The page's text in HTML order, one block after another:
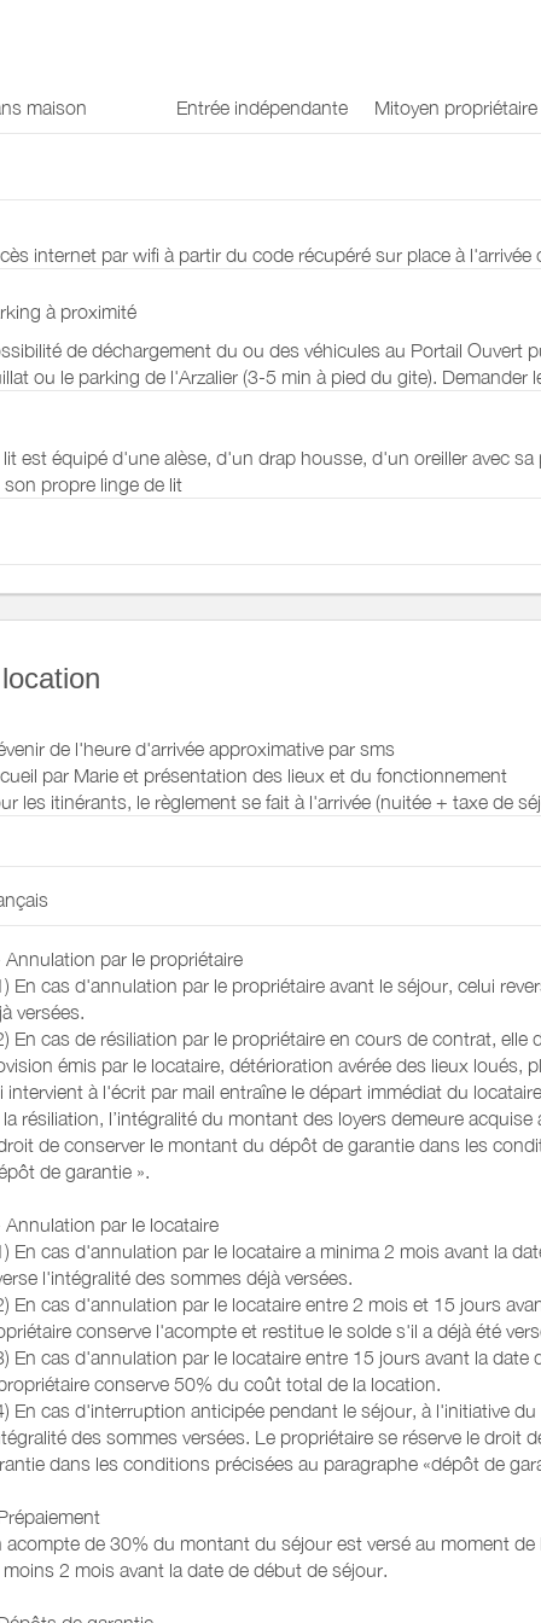
couchages : 2
2 lits 90 x
2 lits 80 x
douche avec
d'une table
salles d'eau
étage) et 1
(toilettes
: petit brasero
capacité
maison Entrée indépendante Mitoyen propriétaire
internet par wifi à partir du code récupéré sur place à l'arrivée
à proximité
de déchargement du ou des véhicules au Portail Ouvert
ou le parking de l'Arzalier (3-5 min à pied du gite). Demander
lit est équipé d'une alèse, d'un drap housse, d'un oreiller avec
son propre linge de lit
de l'heure d'arrivée approximative par sms
par Marie et présentation des lieux et du fonctionnement
les itinérants, le règlement se fait à l'arrivée (nuitée + taxe de
Annulation par le propriétaire
En cas d'annulation par le propriétaire avant le séjour, celui
versées.
En cas de résiliation par le propriétaire en cours de contrat,
émis par le locataire, détérioration avérée des lieux loués,
intervient à l'écrit par mail entraîne le départ immédiat du
résiliation, l’intégralité du montant des loyers demeure
de conserver le montant du dépôt de garantie dans les
de garantie ».
Annulation par le locataire
En cas d'annulation par le locataire a minima 2 mois avant la
l'intégralité des sommes déjà versées.
En cas d'annulation par le locataire entre 2 mois et 15 jours
conserve l'acompte et restitue le solde s'il a déjà été
En cas d'annulation par le locataire entre 15 jours avant la
conserve 50% du coût total de la location.
En cas d'interruption anticipée pendant le séjour, à l'initiative
des sommes versées. Le propriétaire se réserve le droit
dans les conditions précisées au paragraphe «dépôt de
acompte de 30% du montant du séjour est versé au moment
moins 2 mois avant la date de début de séjour.